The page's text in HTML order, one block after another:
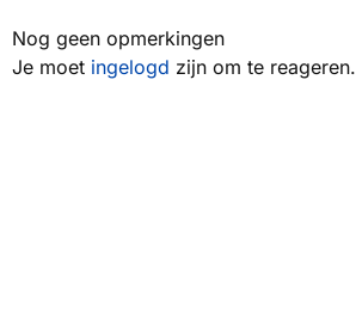
Nog geen opmerkingen
Je moet ingelogd zijn om te reageren.